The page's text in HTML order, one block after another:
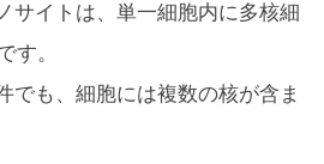
サイトは、単一細胞内に多核細
す。
でも、細胞には複数の核が含ま